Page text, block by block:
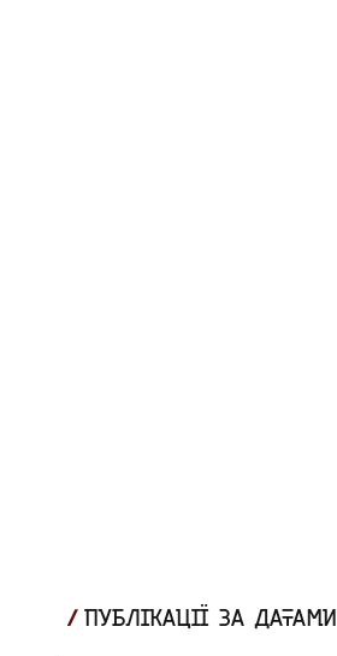
ПУБЛІКАЦІЇ ЗА ДАТАМИ